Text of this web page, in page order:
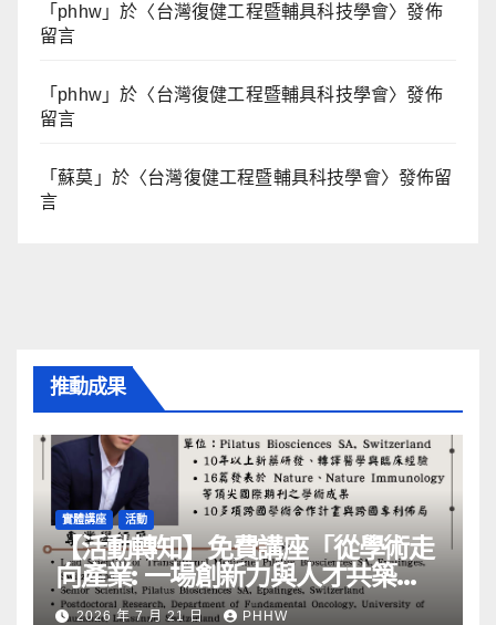
「 phhw 」於〈台灣復健工程暨輔具科技學會〉發佈
留言
「 phhw 」於〈台灣復健工程暨輔具科技學會〉發佈
留言
「蘇莫 」於〈台灣復健工程暨輔具科技學會〉發佈留
言
推動成果
實體講座 活動
【活動轉知】免費講座「從學術走
向產業: ⼀場創新力與⼈才共築的
旅程」
2026 年 7 月 21 日 PHHW